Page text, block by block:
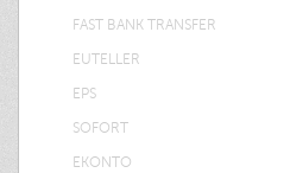
FAST BANK TRANSFER
EUTELLER
EPS
SOFORT
EKONTO